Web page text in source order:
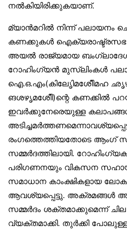
നൽകിയിരിക്കുകയാണ്.
മ്യാൻമറിൽ നിന്ന് പലായനം
കണക്കുകൾ ഐക്യരാഷ്ട്രസഭ
അയൽ രാജ്യമായ
റോഹിംഗ്യൻ മുസ്‌ലിംകൾ
ഐ.ഒ.എം(കിലേൃിമശേീിമഹ
ങശഴൃമശേീി)ന്റെ കണക്കിൽ
ഇവർക്കുനേരെയുള്ള
രംഗത്തെത്തിയതോടെ ആംഗ്
സമ്മർദത്തിലായി.
പരിഗണനയും വികസന
സമാധാന കാംക്ഷികളായ
ആവശ്യപ്പെട്ടു. അക്രമങ്ങൾ
സമ്മർദം ശക്തമാക്കുമെന്ന്
വ്യക്തമാക്കി. തുർക്കി